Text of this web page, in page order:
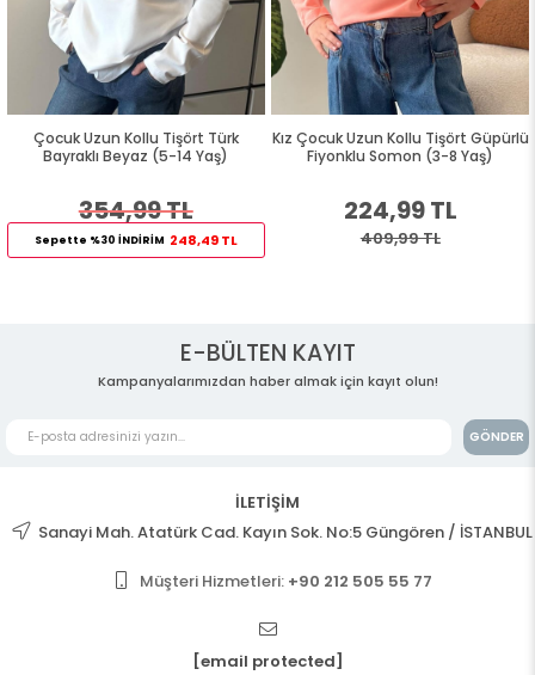
Çocuk Uzun Kollu Tişört Türk
Bayraklı Beyaz (5-14 Yaş)
354,99 TL
Sepette %30 İNDİRİM 248,49 TL
Kız Çocuk Uzun Kollu Tişört Güpürlü
Fiyonklu Somon (3-8 Yaş)
224,99 TL
409,99 TL
E-BÜLTEN KAYIT
Kampanyalarımızdan haber almak için kayıt olun!
GÖNDER
İLETİŞİM
Sanayi Mah. Atatürk Cad. Kayın Sok. No:5 Güngören / İSTANBUL
Müşteri Hizmetleri: +90 212 505 55 77
[email protected]